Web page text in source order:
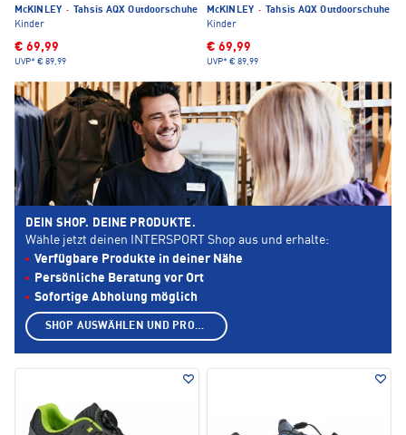
McKINLEY ·
Tahsis AQX Outdoorschuhe
Kinder
€ 69,99
UVP* € 89,99
McKINLEY ·
Tahsis AQX Outdoorschuhe
Kinder
€ 69,99
UVP* € 89,99
DEIN SHOP. DEINE PRODUKTE.
Wähle jetzt deinen INTERSPORT Shop aus und erhalte:
Verfügbare Produkte in deiner Nähe
Persönliche Beratung vor Ort
Sofortige Abholung möglich
SHOP AUSWÄHLEN UND PRODUKTE ANZEIGEN